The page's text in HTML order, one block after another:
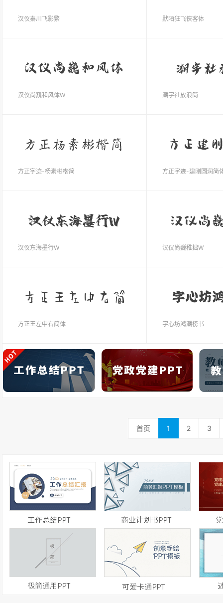
汉仪秦川飞影繁 默陌狂飞侠客体
汉仪尚巍和风体W 潮字社放浪简
方正字迹-杨素彬楷简 方正字迹-建刚圆润简
汉仪东海墨行W 汉仪尚巍稚拙W
方正王左中右简体 字心坊鸿潮榜书
首页 1 2 3